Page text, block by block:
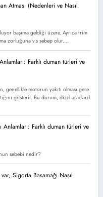
Atması (Nedenleri ve Nasıl
başıma geldiği üzere. Ayrıca trim
zorluğuna v.s sebep olur.…
Farklı duman türleri ve
genellikle motorun yakıtı olması gere
gösterir. Bu durum, dizel araçlard
Anlamları: Farklı duman türleri ve
sebebi nedir?
Sigorta Basamağı Nasıl